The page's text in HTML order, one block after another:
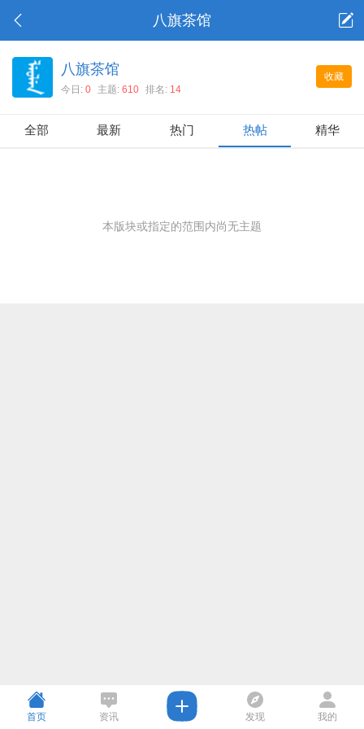
八旗茶馆
收藏
八旗茶馆
今日: 0 主题: 610 排名: 14
全部 最新 热门 热帖 精华
本版块或指定的范围内尚无主题
首页 资讯 发现 我的